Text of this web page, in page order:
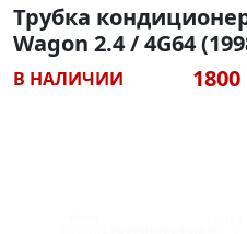
Трубка
Wagon 2.4 / 4G64
В НАЛИЧИИ